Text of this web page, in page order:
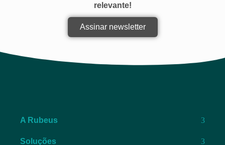
relevante!
Assinar newsletter
A Rubeus
Soluções